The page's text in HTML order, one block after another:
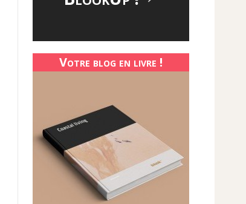
Votre blog en livre !